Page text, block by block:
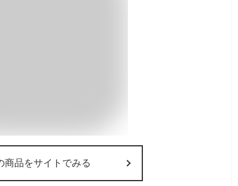
商品をサイトでみる